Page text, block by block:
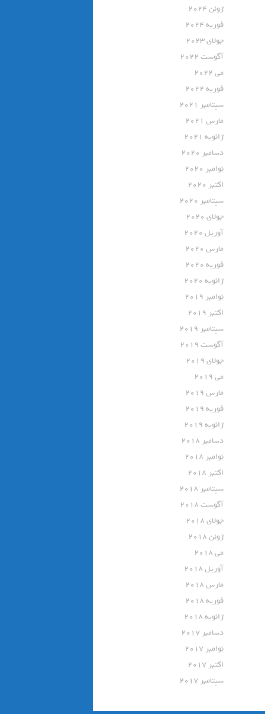
ژوئن 2024
فوریه 2024
جولای 2023
آگوست 2022
می 2022
فوریه 2022
سپتامبر 2021
مارس 2021
ژانویه 2021
دسامبر 2020
نوامبر 2020
اکتبر 2020
سپتامبر 2020
جولای 2020
آوریل 2020
مارس 2020
فوریه 2020
ژانویه 2020
نوامبر 2019
اکتبر 2019
سپتامبر 2019
آگوست 2019
جولای 2019
می 2019
مارس 2019
فوریه 2019
ژانویه 2019
دسامبر 2018
نوامبر 2018
اکتبر 2018
سپتامبر 2018
آگوست 2018
جولای 2018
ژوئن 2018
می 2018
آوریل 2018
مارس 2018
فوریه 2018
ژانویه 2018
دسامبر 2017
نوامبر 2017
اکتبر 2017
سپتامبر 2017